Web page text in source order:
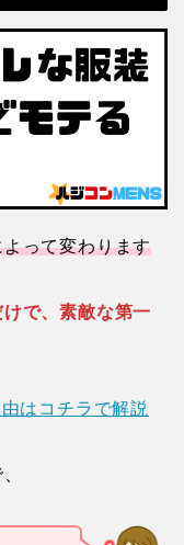
って変わります
で、素敵な第一
はコチラで解説